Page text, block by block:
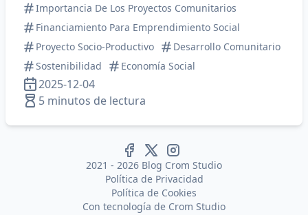
Importancia De Los Proyectos Comunitarios
Financiamiento Para Emprendimiento Social
Proyecto Socio-Productivo
Desarrollo Comunitario
Sostenibilidad
Economía Social
2025-12-04
5 minutos de lectura
2021 - 2026 Blog Crom Studio
Política de Privacidad
Política de Cookies
Con tecnología de Crom Studio